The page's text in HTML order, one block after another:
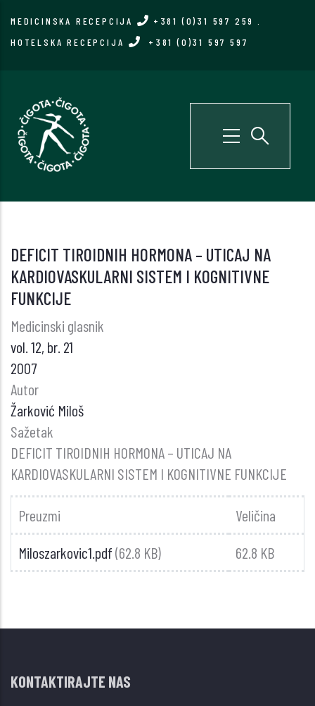
MEDICINSKA RECEPCIJA +381 (0)31 597 259
HOTELSKA RECEPCIJA
+381 (0)31 597 597
DEFICIT TIROIDNIH HORMONA – UTICAJ NA
KARDIOVASKULARNI SISTEM I KOGNITIVNE
FUNKCIJE
Medicinski glasnik
vol. 12, br. 21
2007
Autor
Žarković Miloš
Sažetak
DEFICIT TIROIDNIH HORMONA – UTICAJ NA
KARDIOVASKULARNI SISTEM I KOGNITIVNE FUNKCIJE
Preuzmi Veličina
Miloszarkovic1.pdf(62.8 KB) 62.8 KB
KONTAKTIRAJTE NAS